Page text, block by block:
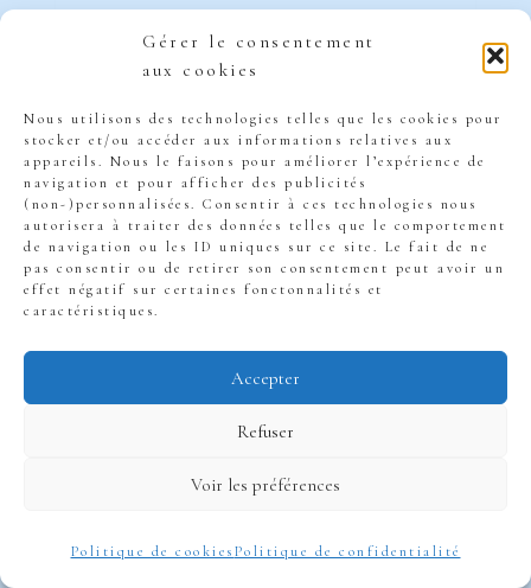
Gérer le consentement
aux cookies
Nous utilisons des technologies telles que les cookies pour
stocker et/ou accéder aux informations relatives aux
appareils. Nous le faisons pour améliorer l’expérience de
navigation et pour afficher des publicités
(non-)personnalisées. Consentir à ces technologies nous
autorisera à traiter des données telles que le comportement
de navigation ou les ID uniques sur ce site. Le fait de ne
pas consentir ou de retirer son consentement peut avoir un
effet négatif sur certaines fonctonnalités et
caractéristiques.
Accepter
Refuser
Voir les préférences
Politique de cookies Politique de confidentialité
confiance
rapidement des petites